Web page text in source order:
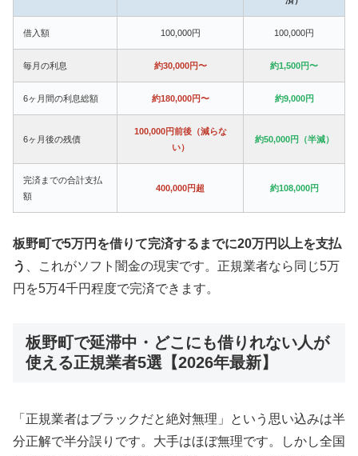
借入額 100,000円 100,000円
毎月の利息 約30,000円〜 約1,500円〜
6ヶ月間の利息総額 約180,000円〜 約9,000円
6ヶ月後の残債
100,000円前後（減らな
い）
約50,000円（半減）
完済までの合計支払
額
400,000円超 約108,000円
板野町で5万円を借りて完済するまでに20万円以上を支払
う
、これがソフト闇金の現実です。正規業者なら同じ5万
円を5万4千円程度で完済できます。
板野町で延滞中・どこにも借りれない人が
使える正規業者5選【2026年最新】
「正規業者はブラックだと絶対無理」という思い込みは半
分正解で半分誤りです。大手はほぼ無理です。しかし全国